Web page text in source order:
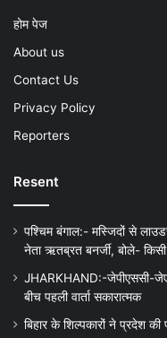
होम पेज
About us
Contact Us
Privacy Policy
Reporters
Resent
पश्चिम बंगाल:- मस्जिदों से
नेता ऋतब्रत बनर्जी, बोले- किसी
JHARKHAND:-जेपीएससी-
बीच पहली वार्ता सकारात्मक
बिहार के शिल्पकारों ने प्रदेश